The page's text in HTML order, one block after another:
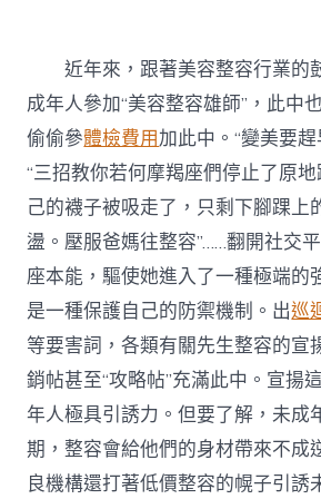
近年來，跟著美容整容行業的
成年人參加“美容整容雄師”，此中
偷偷參體檢費用加此中。“變美要
“三招教你若何摩羯座們停止了原
己的襪子被吸走了，只剩下腳踝上
盪。壓服爸媽往整容”……翻開社交
座本能，驅使她進入了一種極端的
是一種保護自己的防禦機制。出巡
等要害詞，各類有關先生整容的宣
銷帖甚至“攻略帖”充滿此中。宣揚
年人極具引誘力。但要了解，未成
期，整容會給他們的身材帶來不成
良機構還打著低價整容的幌子引誘